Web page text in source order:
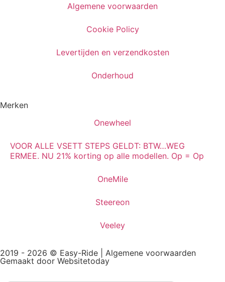
Algemene voorwaarden
Cookie Policy
Levertijden en verzendkosten
Onderhoud
Merken
Onewheel
VOOR ALLE VSETT STEPS GELDT: BTW…WEG
ERMEE. NU 21% korting op alle modellen. Op = Op
OneMile
Steereon
Veeley
2019 - 2026 © Easy-Ride | Algemene voorwaarden
Gemaakt door Websitetoday